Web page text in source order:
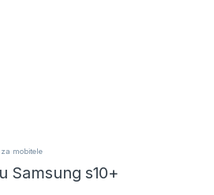
za mobitele
Samsung s10+